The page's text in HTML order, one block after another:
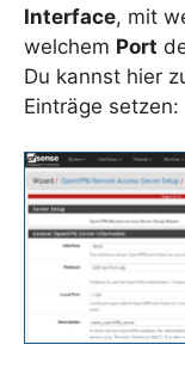
Interface, mit
welchem Port
Du kannst hier
Einträge setzen: